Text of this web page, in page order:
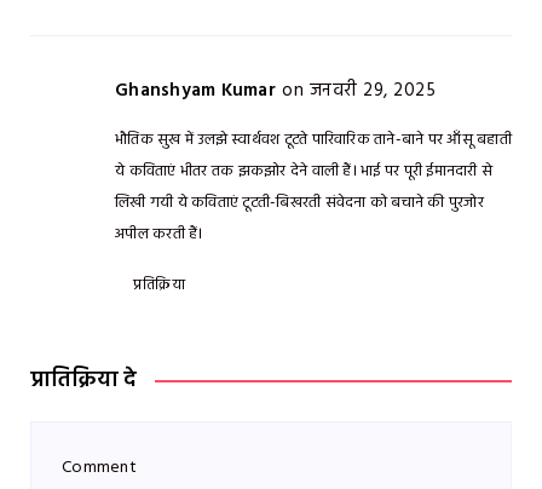
Ghanshyam Kumar on जनवरी 29, 2025
भौतिक सुख में उलझे स्वार्थवश टूटते पारिवारिक ताने-बाने पर आँसू बहाती
ये कविताएं भीतर तक झकझोर देने वाली हैं। भाई पर पूरी ईमानदारी से
लिखी गयी ये कविताएं टूटती-बिखरती संवेदना को बचाने की पुरजोर
अपील करती हैं।
प्रतिक्रिया
प्रातिक्रिया दे